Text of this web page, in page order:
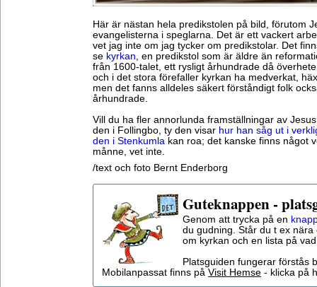
Här är nästan hela predikstolen på bild, förutom
evangelisterna i speglarna. Det är ett vackert
vet jag inte om jag tycker om predikstolar. Det
se kyrkan, en predikstol som är äldre än
från 1600-talet, ett rysligt århundrade då
och i det stora förefaller kyrkan ha medverkat,
men det fanns alldeles säkert förståndigt folk
århundrade.
Vill du ha fler annorlunda framställningar av
den i Follingbo, ty den visar hur han såg ut i
den i Stenkumla kan roa; det kanske finns något
månne, vet inte.
/text och foto Bernt Enderborg
Guteknappen -
Genom att trycka på en
du gudning. Står du t ex
om kyrkan och en lista på
Platsguiden fungerar förstås
Mobilanpassat finns på Visit Hemse - klicka på